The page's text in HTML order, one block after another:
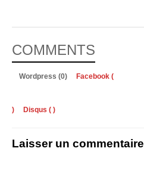
COMMENTS
Wordpress (0) Facebook (
) Disqus ( )
Laisser un commentaire